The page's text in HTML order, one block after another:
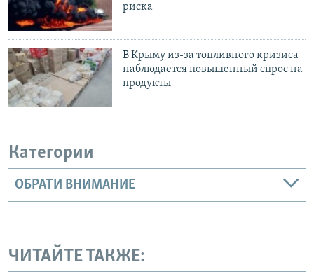
риска
В Крыму из-за топливного кризиса
наблюдается повышенный спрос на
продукты
Категории
ОБРАТИ ВНИМАНИЕ
ЧИТАЙТЕ ТАКЖЕ: